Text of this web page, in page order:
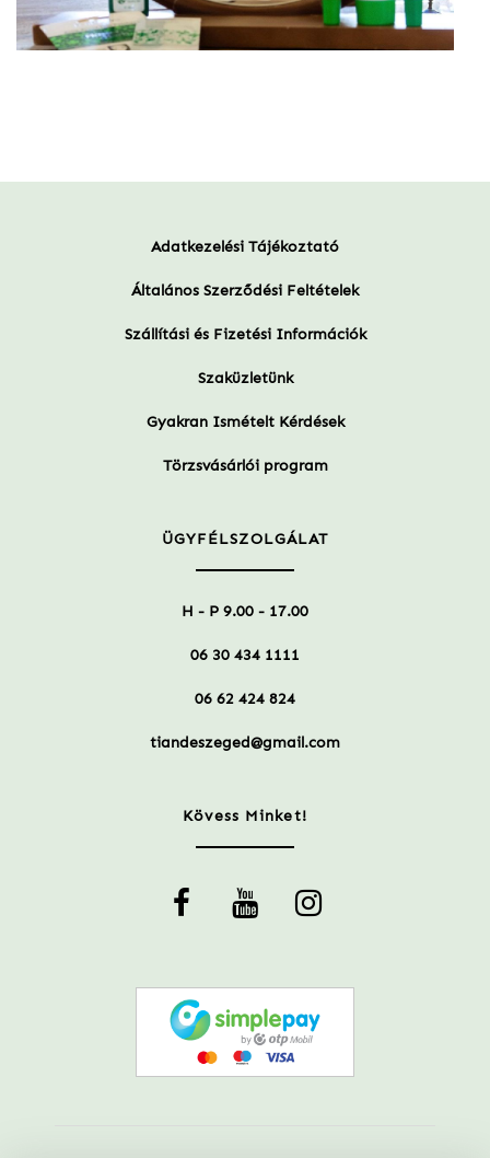
Adatkezelési Tájékoztató
Általános Szerződési Feltételek
Szállítási és Fizetési Információk
Szaküzletünk
Gyakran Ismételt Kérdések
Törzsvásárlói program
ÜGYFÉLSZOLGÁLAT
H - P 9.00 - 17.00
06 30 434 1111
06 62 424 824
tiandeszeged@gmail.com
Kövess Minket!